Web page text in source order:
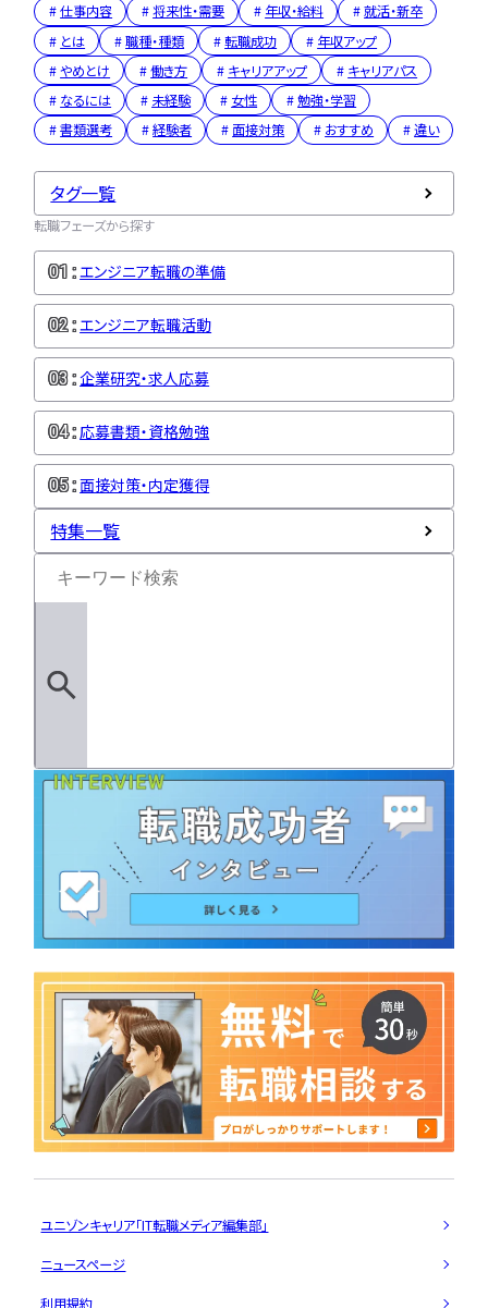
仕事内容
将来性・需要 年収・給料
就活・新卒
とは
職種・種類 転職成功
年収アップ
やめとけ
働き方 キャリアアップ
キャリアパス
なるには
未経験 女性
勉強・学習
書類選考
経験者 面接対策 おすすめ 違い
タグ一覧
転職フェーズから探す
エンジニア転職の準備
エンジニア転職活動
企業研究・求人応募
応募書類・資格勉強
面接対策・内定獲得
特集一覧
ユニゾンキャリア「IT転職メディア編集部」
ニュースページ